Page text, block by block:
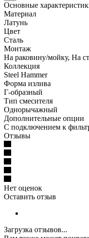
Основные
Материал
Латунь
Цвет
Сталь
Монтаж
На раковину/мойку, На
Коллекция
Steel Hammer
Форма излива
Г-образный
Тип смесителя
Однорычажный
Дополнительные опции
С подключением к
Отзывы
Нет оценок
Оставить отзыв
Загрузка отзывов...